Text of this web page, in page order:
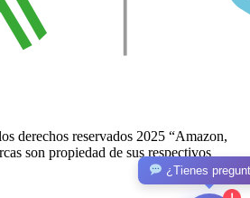
derechos reservados 2025 “Amazon,
son propiedad de sus respectivos
¿Tienes